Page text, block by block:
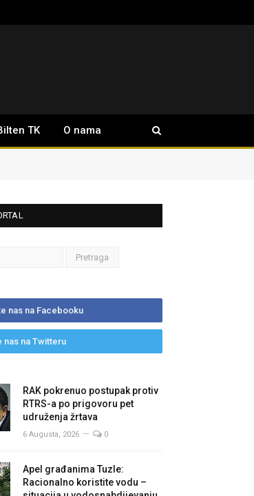
TK O nama
nas na Facebooku
nas na Twitteru
RAK pokrenuo postupak protiv
RTRS-a po prigovoru pet
udruženja žrtava
6 Augusta, 2026 0
Apel građanima Tuzle:
Racionalno koristite vodu –